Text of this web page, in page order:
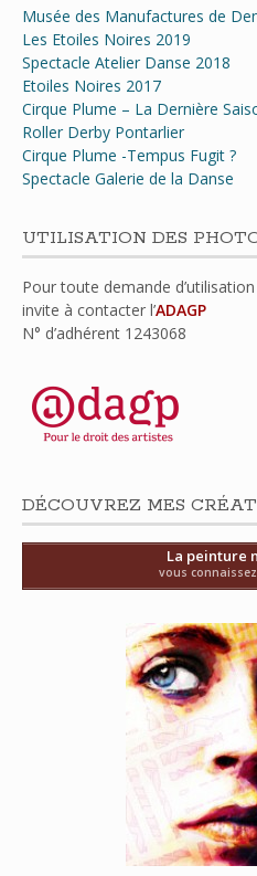
Musée des Manufactures de
Les Etoiles Noires 2019
Spectacle Atelier Danse 2018
Etoiles Noires 2017
Cirque Plume – La Dernière
Roller Derby Pontarlier
Cirque Plume -Tempus Fugit ?
Spectacle Galerie de la Danse
UTILISATION DES
Pour toute demande
invite à contacter l’ADAGP
N° d’adhérent 1243068
DÉCOUVREZ MES
La peinture
vous